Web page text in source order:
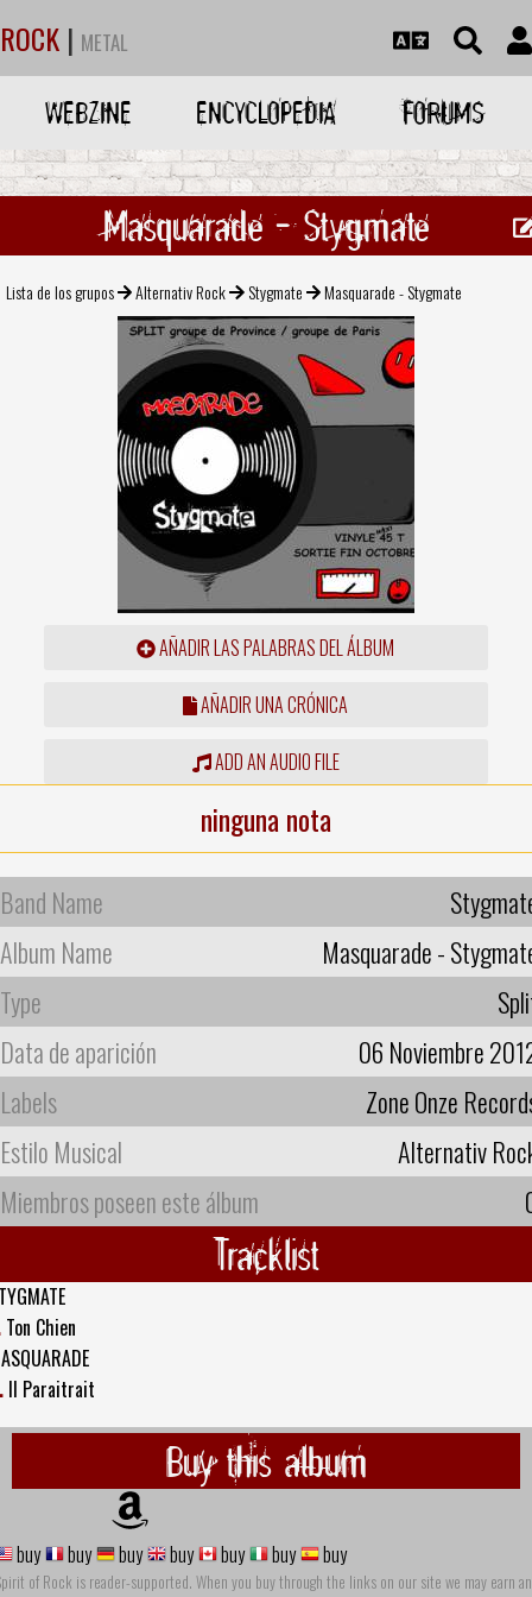
ROCK | METAL
WEBZINE ENCYCLOPEDIA FORUMS
Masquarade - Stygmate
Lista de los grupos Alternativ Rock Stygmate Masquarade - Stygmate
AÑADIR LAS PALABRAS DEL ÁLBUM
AÑADIR UNA CRÓNICA
ADD AN AUDIO FILE
ninguna nota
Band Name
Album Name
Masquarade -
Type
Data de aparición
06 Noviembre
Labels
Zone Onze
Estilo Musical
Alternativ
Miembros poseen este álbum
Tracklist
Ton Chien
Il Paraitrait
Buy this album
buy buy buy buy buy buy buy
of Rock is reader-supported. When you buy through the links on our site we may earn an